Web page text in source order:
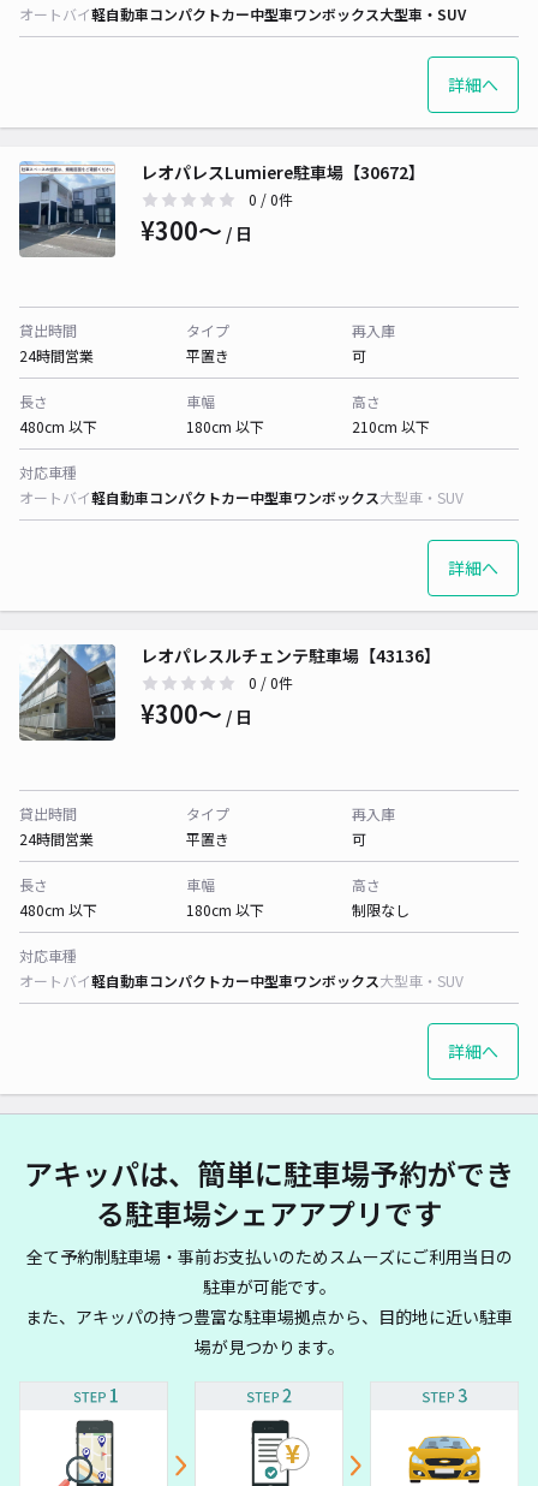
オートバイ軽自動車コンパクトカー中型車ワンボックス大型車・SUV
詳細へ
レオパレスLumiere駐車場【30672】
0 / 0件
¥300〜 / 日
貸出時間
24時間営業
タイプ
平置き
再入庫
可
長さ
480cm 以下
車幅
180cm 以下
高さ
210cm 以下
対応車種
オートバイ軽自動車コンパクトカー中型車ワンボックス大型車・SUV
詳細へ
レオパレスルチェンテ駐車場【43136】
0 / 0件
¥300〜 / 日
貸出時間
24時間営業
タイプ
平置き
再入庫
可
長さ
480cm 以下
車幅
180cm 以下
高さ
制限なし
対応車種
オートバイ軽自動車コンパクトカー中型車ワンボックス大型車・SUV
詳細へ
アキッパは、簡単に駐車場予約ができ
る駐車場シェアアプリです
全て予約制駐車場・事前お支払いのためスムーズにご利用当日の
駐車が可能です。
また、アキッパの持つ豊富な駐車場拠点から、目的地に近い駐車
場が見つかります。